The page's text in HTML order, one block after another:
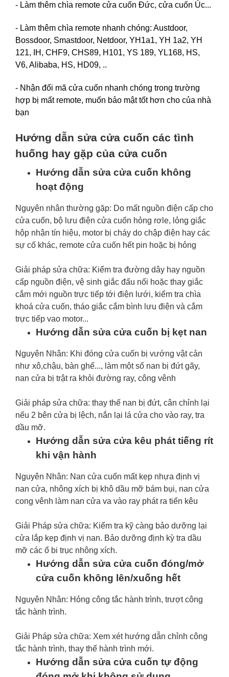
- Làm thêm chìa remote cửa cuốn Đức, cửa cuốn Úc...
- Làm thêm chìa remote nhanh chóng: Austdoor,
Bossdoor, Smastdoor, Netdoor, YH1a1, YH 1a2, YH
121, IH, CHF9, CHS89, H101, YS 189, YL168, HS,
V6, Alibaba, HS, HD09, ..
- Nhận đổi mã cửa cuốn nhanh chóng trong trường
hợp bị mất remote, muốn bảo mật tốt hơn cho của nhà
bạn
Hướng dẫn sửa cửa cuốn các tình
huống hay gặp của cửa cuốn
Hướng dẫn sửa cửa cuốn không
hoạt động
Nguyên nhân thường gặp: Do mất nguồn điện cấp cho
cửa cuốn, bộ lưu điện cửa cuốn hỏng rơle, lỏng giắc
hộp nhận tín hiệu, motor bị cháy do chập điện hay các
sự cố khác, remote cửa cuốn hết pin hoặc bị hỏng
Giải pháp sửa chữa: Kiểm tra đường dây hay nguồn
cấp nguồn điện, vệ sinh giắc đấu nối hoặc thay giắc
cắm mới nguồn trực tiếp tới điện lưới, kiểm tra chìa
khoá cửa cuốn, tháo giắc cắm bình lưu điện và cắm
trực tiếp vao motor...
Hướng dẫn sửa cửa cuốn bị kẹt nan
Nguyên Nhân: Khi đóng cửa cuốn bị vướng vật cản
như xô,chậu, bàn ghế..., làm một số nan bị đứt gãy,
nan cửa bị trật ra khỏi đường ray, công vênh
Giải pháp sửa chữa: thay thế nan bị đứt, cân chỉnh lại
nếu 2 bên cửa bị lệch, nắn lại lá cửa cho vào ray, tra
dầu mỡ.
Hướng dẫn sửa cửa kêu phát tiếng rít
khi vận hành
Nguyên Nhân: Nan cửa cuốn mất kẹp nhựa định vị
nan cửa, nhông xích bị khô dầu mỡ bám bụi, nan cửa
cong vênh làm nan cửa va vào ray phát ra tiến kêu
Giải Pháp sửa chữa: Kiểm tra kỹ càng bảo dưỡng lại
cửa lắp kẹp định vị nan. Bảo dưỡng định kỳ tra dầu
mỡ các ổ bi trục nhông xích.
Hướng dẫn sửa cửa cuốn đóng/mở
cửa cuốn không lên/xuống hết
Nguyên Nhân: Hỏng công tắc hành trình, trượt công
tắc hành trình.
Giải Pháp sửa chữa: Xem xét hướng dẫn chỉnh công
tắc hành trình, thay thế hành trình mới.
Hướng dẫn sửa cửa cuốn tự động